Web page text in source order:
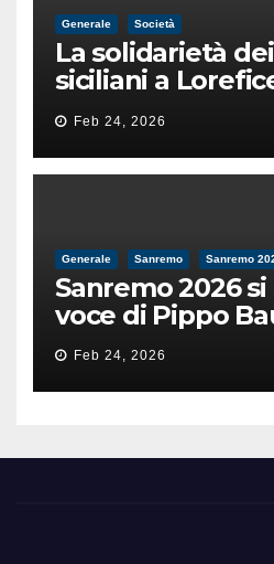
Generale Società
La solidarietà
siciliani a
il valore e la
dell’umanità»
Feb 24, 2026
Generale Sanremo Sanremo
Sanremo 2026
voce di Pippo
Feb 24, 2026